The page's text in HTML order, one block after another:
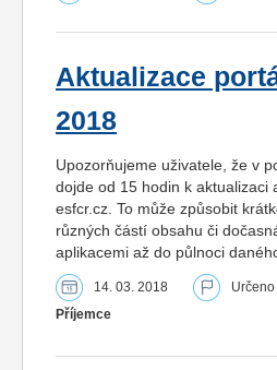
Aktualizace
2018
Upozorňujeme uživatele, že v
dojde od 15 hodin k aktualizaci
esfcr.cz. To může způsobit
různých částí obsahu či
aplikacemi až do půlnoci
14. 03. 2018
Příjemce